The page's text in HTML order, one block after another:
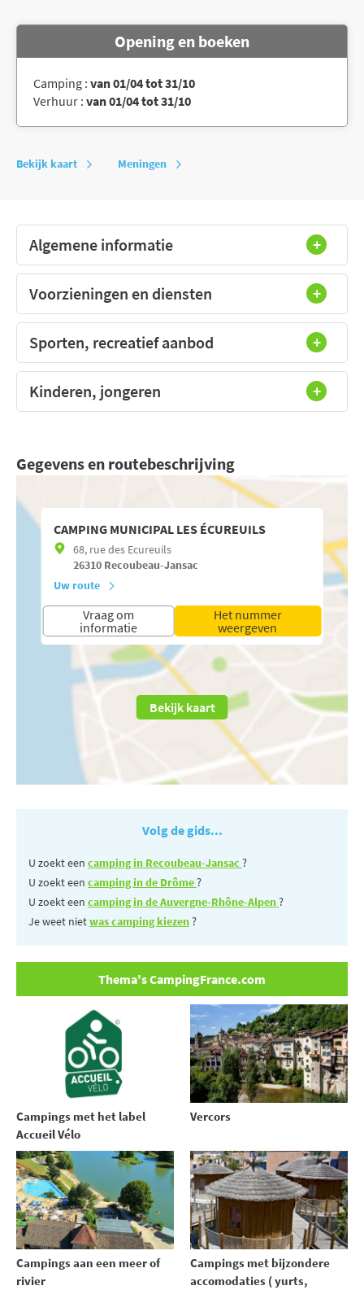
Opening en boeken
Camping : van 01/04 tot 31/10
Verhuur : van 01/04 tot 31/10
Bekijk kaart Meningen
Algemene informatie
Voorzieningen en diensten
Sporten, recreatief aanbod
Kinderen, jongeren
Gegevens en routebeschrijving
CAMPING MUNICIPAL LES ÉCUREUILS
68, rue des Ecureuils
26310 Recoubeau-Jansac
Uw route
Vraag om
informatie
Het nummer
weergeven
Bekijk kaart
Volg de gids...
U zoekt een camping in Recoubeau-Jansac ?
U zoekt een camping in de Drôme?
U zoekt een camping in de Auvergne-Rhône-Alpen?
Je weet nietwas camping kiezen?
Thema's CampingFrance.com
Campings met het label
Accueil Vélo
Vercors
Campings aan een meer of
rivier
Campings met bijzondere
accomodaties ( yurts,